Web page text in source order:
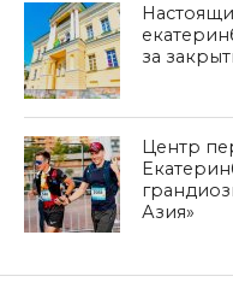
за
Центр
Азия»